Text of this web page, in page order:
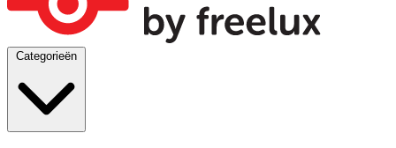
Categorieën